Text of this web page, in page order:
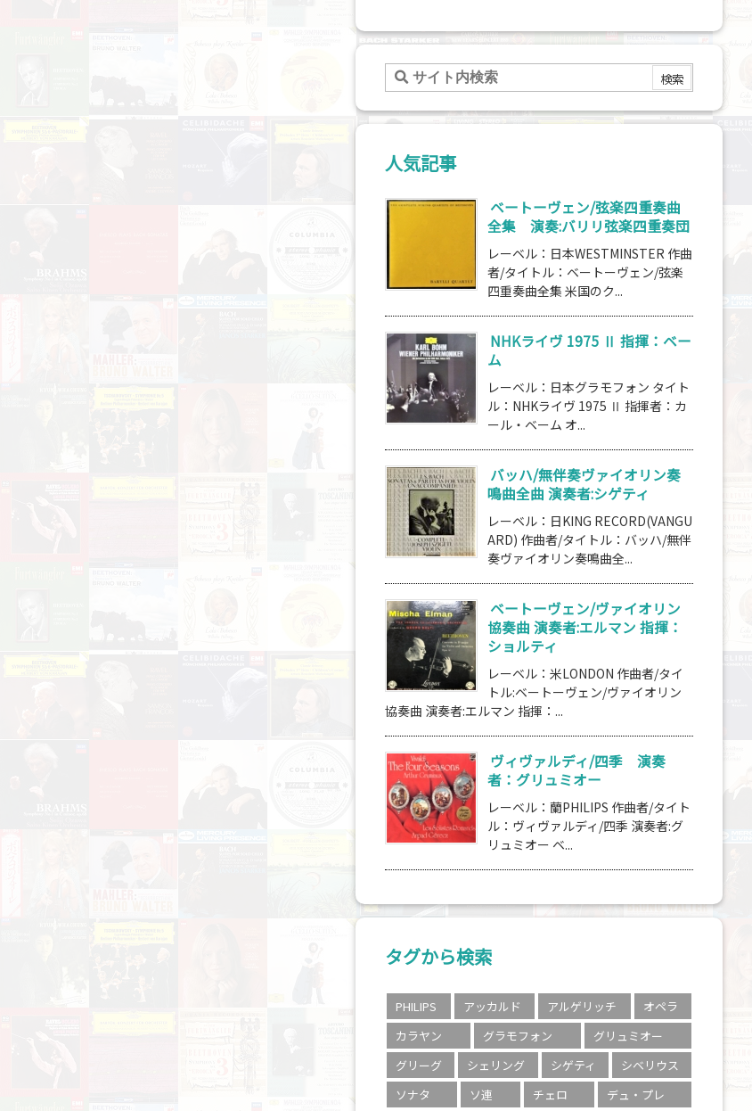
人気記事
ベートーヴェン/弦楽四重奏曲
全集 演奏:バリリ弦楽四重奏団
レーベル：日本WESTMINSTER 作曲
者/タイトル：ベートーヴェン/弦楽
四重奏曲全集 米国のク...
NHKライヴ 1975 Ⅱ 指揮：ベー
ム
レーベル：日本グラモフォン タイト
ル：NHKライヴ 1975 Ⅱ 指揮者：カ
ール・ベーム オ...
バッハ/無伴奏ヴァイオリン奏
鳴曲全曲 演奏者:シゲティ
レーベル：日KING RECORD(VANGU
ARD) 作曲者/タイトル：バッハ/無伴
奏ヴァイオリン奏鳴曲全...
ベートーヴェン/ヴァイオリン
協奏曲 演奏者:エルマン 指揮：
ショルティ
レーベル：米LONDON 作曲者/タイ
トル:ベートーヴェン/ヴァイオリン
協奏曲 演奏者:エルマン 指揮：...
ヴィヴァルディ/四季 演奏
者：グリュミオー
レーベル：蘭PHILIPS 作曲者/タイト
ル：ヴィヴァルディ/四季 演奏者:グ
リュミオー ベ...
タグから検索
PHILIPS アッカルド アルゲリッチ
オペラ
カラヤン
グラモフォン
グリュミオー
グリーグ
シェリング シゲティ
シベリウス
ソナタ
ソ連 チェロ
デュ・プレ